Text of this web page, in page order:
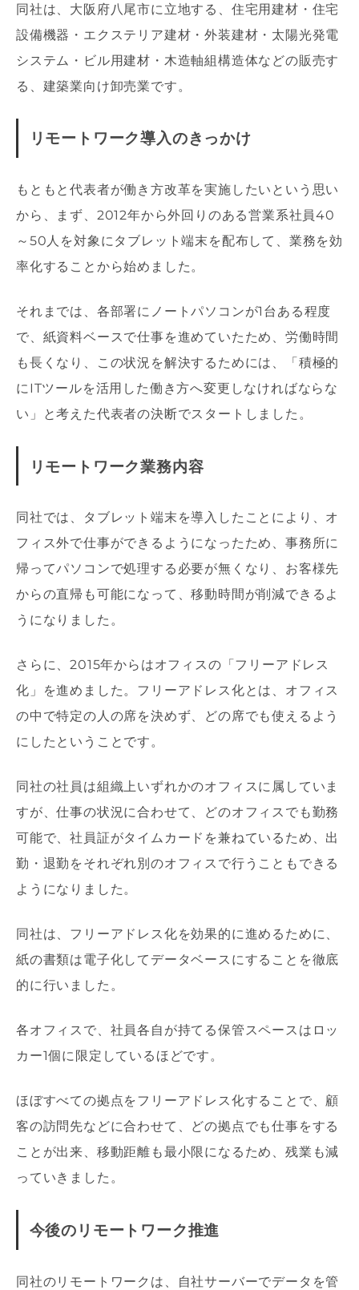
同社は、大阪府八尾市に立地する、住宅用建材・住宅
設備機器・エクステリア建材・外装建材・太陽光発電
システム・ビル用建材・木造軸組構造体などの販売す
る、建築業向け卸売業です。
リモートワーク導入のきっかけ
もともと代表者が働き方改革を実施したいという思い
から、まず、2012年から外回りのある営業系社員40
～50人を対象にタブレット端末を配布して、業務を効
率化することから始めました。
それまでは、各部署にノートパソコンが1台ある程度
で、紙資料ベースで仕事を進めていたため、労働時間
も長くなり、この状況を解決するためには、「積極的
にITツールを活用した働き方へ変更しなければならな
い」と考えた代表者の決断でスタートしました。
リモートワーク業務内容
同社では、タブレット端末を導入したことにより、オ
フィス外で仕事ができるようになったため、事務所に
帰ってパソコンで処理する必要が無くなり、お客様先
からの直帰も可能になって、移動時間が削減できるよ
うになりました。
さらに、2015年からはオフィスの「フリーアドレス
化」を進めました。フリーアドレス化とは、オフィス
の中で特定の人の席を決めず、どの席でも使えるよう
にしたということです。
同社の社員は組織上いずれかのオフィスに属していま
すが、仕事の状況に合わせて、どのオフィスでも勤務
可能で、社員証がタイムカードを兼ねているため、出
勤・退勤をそれぞれ別のオフィスで行うこともできる
ようになりました。
同社は、フリーアドレス化を効果的に進めるために、
紙の書類は電子化してデータベースにすることを徹底
的に行いました。
各オフィスで、社員各自が持てる保管スペースはロッ
カー1個に限定しているほどです。
ほぼすべての拠点をフリーアドレス化することで、顧
客の訪問先などに合わせて、どの拠点でも仕事をする
ことが出来、移動距離も最小限になるため、残業も減
っていきました。
今後のリモートワーク推進
同社のリモートワークは、自社サーバーでデータを管